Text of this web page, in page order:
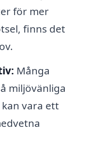
för mer
finns det
Många
miljövänliga
vara ett